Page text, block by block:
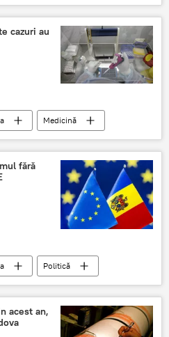
subterane
cazuri au
Medicină
(CNSP)
analize de laborator
fără
Politică
acest an,